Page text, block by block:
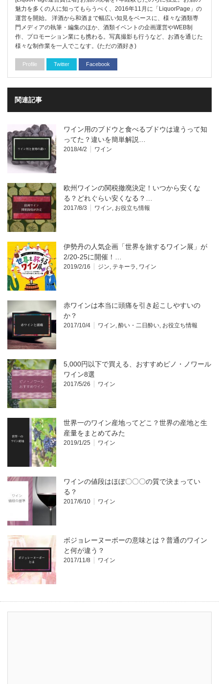
魅力を多くの人に知ってもらうべく、2016年11月に「LiquorPage」の
運営を開始。 洋酒から和酒まで幅広い知見をベースに、様々な酒類専
門メディアの執筆・編集のほか、酒類イベントの企画運営やWEB制
作、プロモーション業にも携わる。写真撮影も行うなど、お酒を通じた
様々な制作業を一人でこなす。(ただの酒好き)
Profile Twitter Facebook
関連記事
ワイン用のブドウと食べるブドウは違うって知
ってた？違いを簡単解説…
2018/4/2 ワイン
欧州ワインの関税撤廃決定！いつから安くな
る？どれぐらい安くなる？…
2017/8/3 ワイン, お役立ち情報
伊勢丹の人気企画「世界を旅するワイン展」が
2/20-25に開催！…
2019/2/16 ジン, テキーラ , ワイン
赤ワインは本当に頭痛を引き起こしやすいの
か？
2017/10/4 ワイン, 酔い・二日酔い, お役立ち情報
5,000円以下で買える、おすすめピノ・ノワール
ワイン8選
2017/5/26 ワイン
世界一のワイン産地ってどこ？世界の産地と生
産量をまとめてみた
2019/1/25 ワイン
ワインの値段はほぼ〇〇〇の質で決まってい
る？
2017/6/10 ワイン
ボジョレーヌーボーの意味とは？普通のワイン
と何が違う？
2017/11/8 ワイン